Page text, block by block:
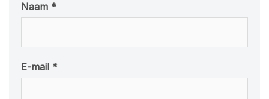
Naam *
E-mail *